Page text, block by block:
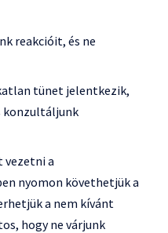
reakcióit, és ne
tünet jelentkezik,
konzultáljunk
vezetni a
nyomon követhetjük a
a nem kívánt
hogy ne várjunk